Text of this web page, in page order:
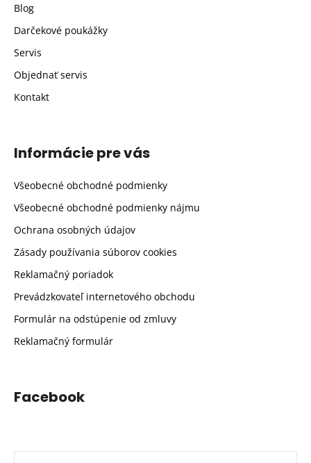
Blog
Darčekové poukážky
Servis
Objednať servis
Kontakt
Informácie pre vás
Všeobecné obchodné podmienky
Všeobecné obchodné podmienky nájmu
Ochrana osobných údajov
Zásady používania súborov cookies
Reklamačný poriadok
Prevádzkovateľ internetového obchodu
Formulár na odstúpenie od zmluvy
Reklamačný formulár
Facebook